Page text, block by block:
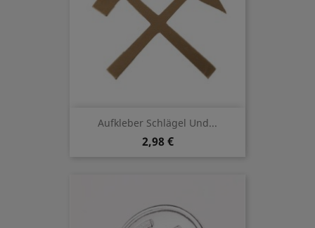
Aufkleber Schlägel Und...
2,98 €